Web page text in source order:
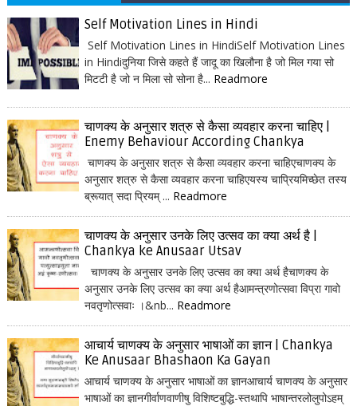
Self Motivation Lines in Hindi
Self Motivation Lines in HindiSelf Motivation Lines
in Hindiदुनिया जिसे कहते हैं जादू का खिलौना है जो मिल गया सो
मिटटी है जो न मिला सो सोना है... Readmore
चाणक्य के अनुसार शत्रु से कैसा व्यवहार करना चाहिए |
Enemy Behaviour According Chankya
चाणक्य के अनुसार शत्रु से कैसा व्यवहार करना चाहिएचाणक्य के
अनुसार शत्रु से कैसा व्यवहार करना चाहिएयस्य चाप्रियमिच्छेत तस्य
ब्रूयात् सदा प्रियम् ... Readmore
चाणक्य के अनुसार उनके लिए उत्सव का क्या अर्थ है |
Chankya ke Anusaar Utsav
चाणक्य के अनुसार उनके लिए उत्सव का क्या अर्थ हैचाणक्य के
अनुसार उनके लिए उत्सव का क्या अर्थ हैआमन्त्रणोत्सवा विप्रा गावो
नवतृणोत्सवाः ।&nb... Readmore
आचार्य चाणक्य के अनुसार भाषाओं का ज्ञान | Chankya
Ke Anusaar Bhashaon Ka Gayan
आचार्य चाणक्य के अनुसार भाषाओं का ज्ञानआचार्य चाणक्य के अनुसार
भाषाओं का ज्ञानगीर्वाणवाणीषु विशिष्टबुद्धि-स्तथापि भाषान्तरलोलुपोऽहम्